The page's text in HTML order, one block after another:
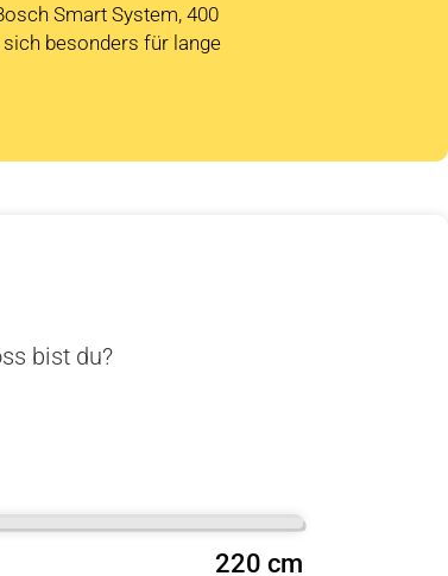
Smart System, 400
sich besonders für lange
bist du?
220 cm